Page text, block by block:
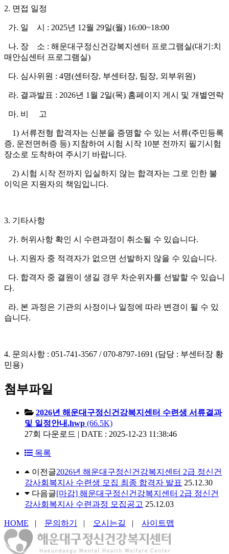
2. 면접 일정
가. 일 시 : 2025년 12월 29일(월) 16:00~18:00
나. 장 소 : 해운대구정신건강복지센터 프로그램실(대기:치
매안심센터 프로그램실)
다. 심사위원 : 4명(센터장, 부센터장, 팀장, 외부위원)
라. 결과발표 : 2026년 1월 2일(목) 홈페이지 게시 및 개별연락
마. 비 고
1) 서류전형 합격자는 신분을 증명할 수 있는 서류(주민등록
증, 운전면허증 등) 지참하여 시험 시작 10분 전까지 필기시험
장소로 도착하여 주시기 바랍니다.
2) 시험 시작 전까지 입실하지 않는 합격자는 그로 인한 불
이익은 지원자의 책임입니다.
3. 기타사항
가. 허위사항 확인 시 수련과정이 취소될 수 있습니다.
나. 지원자 중 적격자가 없으면 선발하지 않을 수 있습니다.
다. 합격자 중 결원이 생길 경우 차순위자를 선발할 수 있습니
다.
라. 본 과정은 기관의 사정이나 일정에 따라 변경이 될 수 있
습니다.
4. 문의사항 : 051-741-3567 / 070-8797-1691 (담당 : 부센터장 황
민용)
첨부파일
2026년 해운대구정신건강복지센터 수련생 서류결과
및 일정안내.hwp (66.5K)
27회 다운로드 | DATE : 2025-12-23 11:38:46
목록
이전글2026년 해운대구정신건강복지센터 2급 정신건
강사회복지사 수련생 모집 최종 합격자 발표 25.12.30
다음글[마감] 해운대구정신건강복지센터 2급 정신건
강사회복지사 수련과정 모집공고 25.12.03
HOME | 문의하기 | 오시는길 | 사이트맵